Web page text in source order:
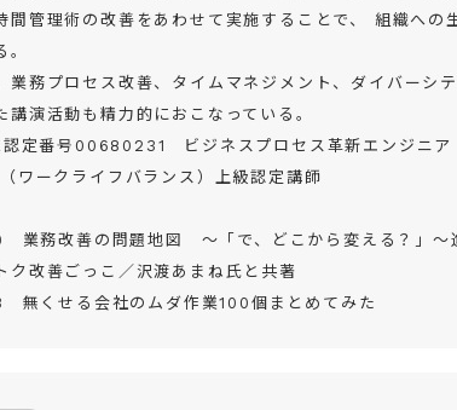
間管理術の改善をあわせて実施することで、 組織への
。
業務プロセス改善、タイムマネジメント、ダイバーシ
講演活動も精力的におこなっている。
定番号00680231 ビジネスプロセス革新エンジニア
ワークライフバランス）上級認定講師
務改善の問題地図 ～「で、どこから変える？」～
ク改善ごっこ／沢渡あまね氏と共著
くせる会社のムダ作業100個まとめてみた